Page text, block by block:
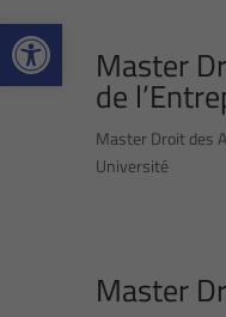
Ouvrir la barre d’outils
Master
de
Master Droit des
Université
Master